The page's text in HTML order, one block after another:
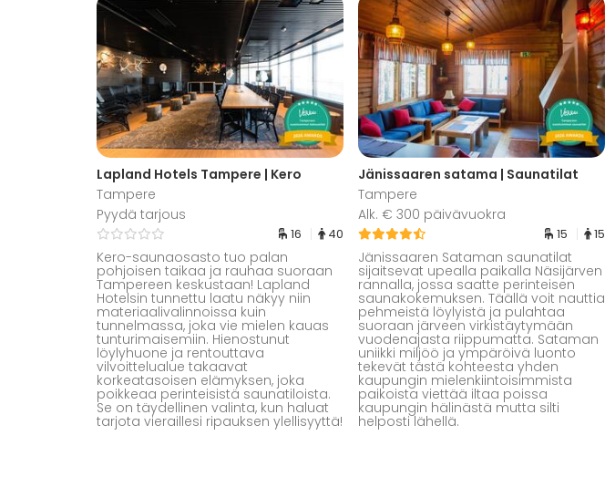
Lapland Hotels Tampere | Kero
Tampere
Pyydä tarjous
16 40
Kero-saunaosasto tuo palan
pohjoisen taikaa ja rauhaa suoraan
Tampereen keskustaan! Lapland
Hotelsin tunnettu laatu näkyy niin
materiaalivalinnoissa kuin
tunnelmassa, joka vie mielen kauas
tunturimaisemiin. Hienostunut
löylyhuone ja rentouttava
vilvoittelualue takaavat
korkeatasoisen elämyksen, joka
poikkeaa perinteisistä saunatiloista.
Se on täydellinen valinta, kun haluat
tarjota vieraillesi ripauksen ylellisyyttä!
Jänissaaren satama | Saunatilat
Tampere
Alk. € 300 päivävuokra
15 15
Jänissaaren Sataman saunatilat
sijaitsevat upealla paikalla Näsijärven
rannalla, jossa saatte perinteisen
saunakokemuksen. Täällä voit nauttia
pehmeistä löylyistä ja pulahtaa
suoraan järveen virkistäytymään
vuodenajasta riippumatta. Sataman
uniikki miljöö ja ympäröivä luonto
tekevät tästä kohteesta yhden
kaupungin mielenkiintoisimmista
paikoista viettää iltaa poissa
kaupungin hälinästä mutta silti
helposti lähellä.